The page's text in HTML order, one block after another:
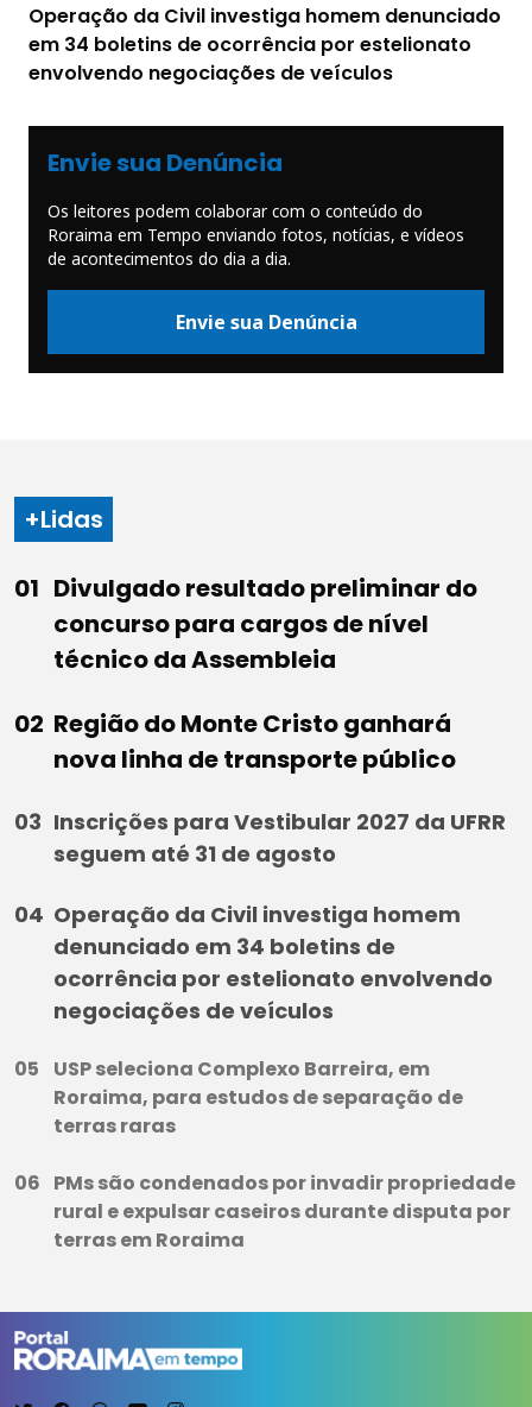
Operação da Civil investiga homem denunciado
em 34 boletins de ocorrência por estelionato
envolvendo negociações de veículos
Envie sua Denúncia
Os leitores podem colaborar com o conteúdo do
Roraima em Tempo enviando fotos, notícias, e vídeos
de acontecimentos do dia a dia.
Envie sua Denúncia
+Lidas
Divulgado resultado preliminar do
concurso para cargos de nível
técnico da Assembleia
Região do Monte Cristo ganhará
nova linha de transporte público
Inscrições para Vestibular 2027 da UFRR
seguem até 31 de agosto
Operação da Civil investiga homem
denunciado em 34 boletins de
ocorrência por estelionato envolvendo
negociações de veículos
USP seleciona Complexo Barreira, em
Roraima, para estudos de separação de
terras raras
PMs são condenados por invadir propriedade
rural e expulsar caseiros durante disputa por
terras em Roraima